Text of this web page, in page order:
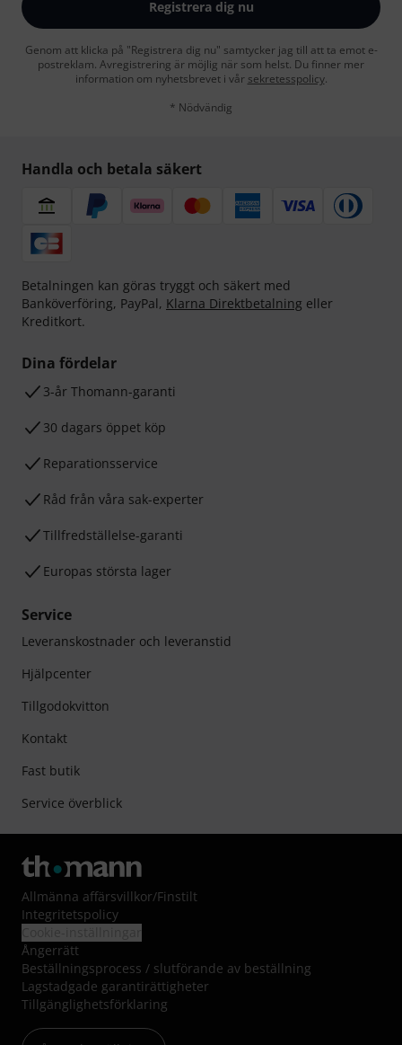
Registrera dig nu
Genom att klicka på "Registrera dig nu" samtycker jag till att ta emot e-
postreklam. Avregistrering är möjlig när som helst. Du finner mer
information om nyhetsbrevet i vår sekretesspolicy.
* Nödvändig
Handla och betala säkert
Betalningen kan göras tryggt och säkert med
Banköverföring, PayPal, Klarna Direktbetalning eller
Kreditkort.
Dina fördelar
3-år Thomann-garanti
30 dagars öppet köp
Reparationsservice
Råd från våra sak-experter
Tillfredställelse-garanti
Europas största lager
Service
Leveranskostnader och leveranstid
Hjälpcenter
Tillgodokvitton
Kontakt
Fast butik
Service överblick
Allmänna affärsvillkor/Finstilt
Integritetspolicy
Ångerrätt
Beställningsprocess / slutförande av beställning
Lagstadgade garantirättigheter
Tillgänglighetsförklaring